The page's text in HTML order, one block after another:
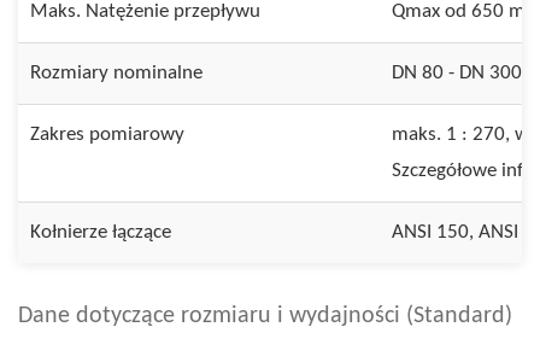
Maks. Natężenie przepływu Qmax od 650
Rozmiary nominalne DN 80 - DN 300
Zakres pomiarowy
maks. 1 : 270, w
Szczegółowe
Kołnierze łączące ANSI 150, ANSI
Dane dotyczące rozmiaru i wydajności (Standard)